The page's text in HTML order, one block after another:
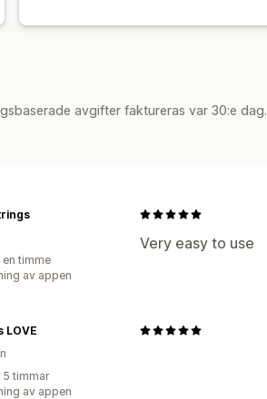
avgifter faktureras var 30:e dag.
Very easy to use
en timme
av appen
LOVE
5 timmar
av appen